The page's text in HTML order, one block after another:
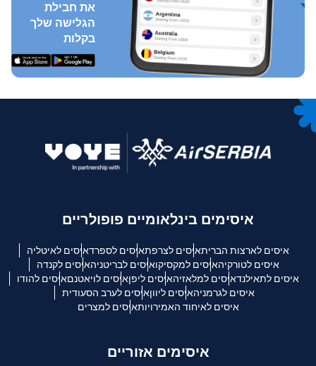
את חבילת
הגלישה שלך
בקלות
איסימים בינלאומיים פופולריים
איסים לארצות הבריתאיסים לצרפתאיסים לספרדאיסים לאיטליה
איסים לטורקיהאיסים למקסיקואיסים לבריטניהאיסים לקנדה
איסים לתאילנדאיסים למלאזיהאיסים ליפןאיסים לויאטנםאיסים להודו
איסים לגרמניהאיסים ליווןאיסים לערב הסעודית
איסים לאיחוד האמירויותאיסים למצרים
איסימים אזוריים